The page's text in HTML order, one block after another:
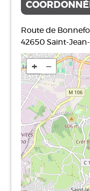
Route de
42650 Saint-
+ −